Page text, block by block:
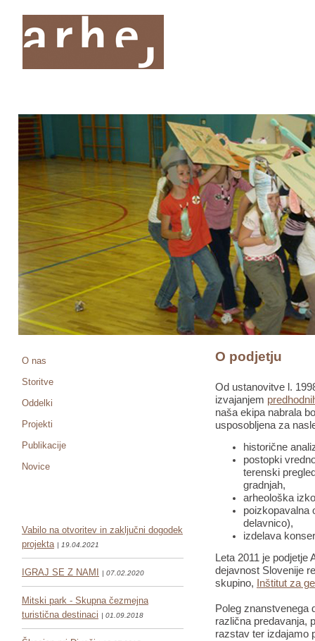
O nas
Storitve
Oddelki
Projekti
Publikacije
Novice
Vabilo na otvoritev in zaključni dogodek
projekta | 19.04.2021
IGRAJ SE Z NAMI | 07.02.2020
Mitski park - Skupna čezmejna
turistična destinaci | 01.09.2018
O podjetju
Od ustanovitve l.
izvajanjem
naša ekipa nabrala
usposobljena za
historične
postopki
terenski
gradnjah,
arheološka
poizkopavalna
delavnico),
izdelava
Leta 2011 je
dejavnost Slovenije
skupino,
Inštitut za
Poleg znanstvenega
različna predavanja,
razstav ter izdajamo